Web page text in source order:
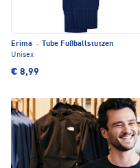
Erima ·
Tube Fußballstutzen
Unisex
€ 8,99